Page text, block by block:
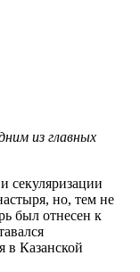
из главных
секуляризации
но, тем не
был отнесен к
в Казанской